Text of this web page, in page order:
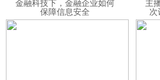
金融科技下，金融企业如何
保障信息安全
主
次